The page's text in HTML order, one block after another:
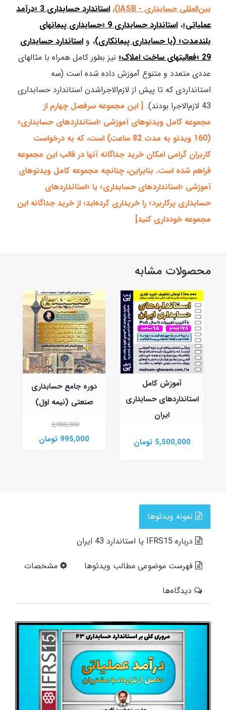
بین‌المللی حسابداری - IASB)،
استاندارد حسابداری 3 «درآمد
عملیاتی»،
استاندارد حسابداری 9 «حسابداری پیمانهای
بلندمدت» (یا حسابداری پیمانکاری)، و استاندارد حسابداری
29 «فعالیتهای ساخت املاک»
نیز بطور کامل همراه با مثالهای
عددی متعدد و متنوع آموزش داده شده است (سه
استانداردی که تا پیش از لازم‌الاجراشدن استاندارد حسابداری
43 لازم‌الاجرا بودند).
[ این مجموعه سرفصل چهارم از
مجموعه کامل ویدئوهای آموزشی «استانداردهای حسابداری»
(160 ویدئو به مدت 82 ساعت) است، که به درخواست
کاربران گرامی امکان خرید جداگانه آنها در قالب این مجموعه
فراهم شده است. بنابراین، چنانچه مجموعه کامل ویدئوهای
آموزشی «استانداردهای حسابداری» یا «استانداردهای
حسابداری پرکاربرد» را خریداری کرده‌اید؛ از خرید جداگانه این
مجموعه خودداری کنید]
محصولات مشابه
دوره جامع حسابداری
صنعتی (نیمه اول)
995,000 تومان
بودجه‌بندی جامع در
شرکتها
نمونه ویدئوها
درباره IFRS15 یا استاندارد 43 ایران
فهرست موضوعی مطالب ویدئوها
مشخصات
دیدگاه‌ها